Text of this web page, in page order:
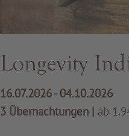
Longevity
16.07.2026 - 04.10.2026
3 Übernachtungen | ab